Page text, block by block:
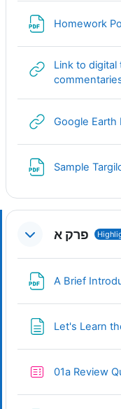
Homework
Link to
Google Earth
Sample
פרק א
A Brief